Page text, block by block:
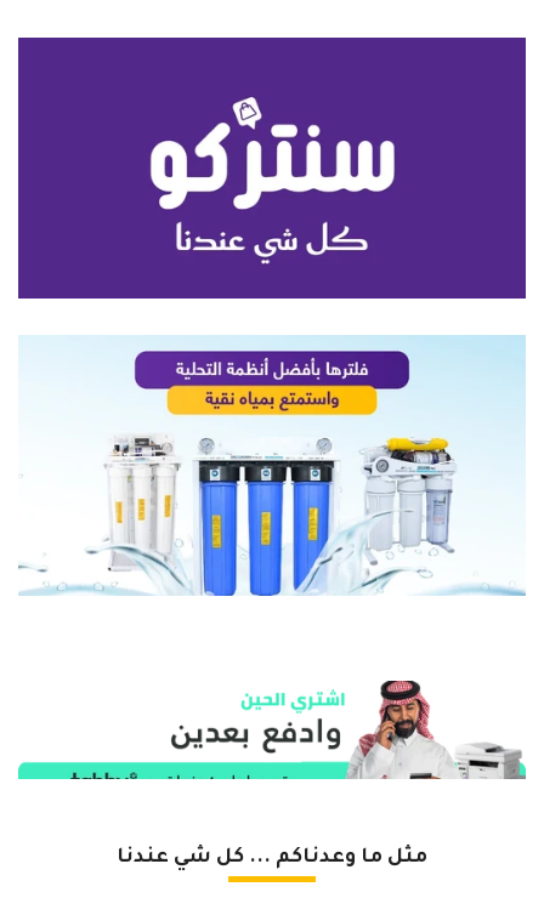
مثل ما وعدناكم ... كل شي عندنا